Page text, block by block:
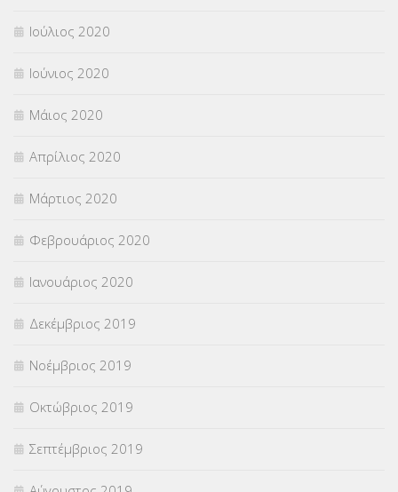
Ιούλιος 2020
Ιούνιος 2020
Μάιος 2020
Απρίλιος 2020
Μάρτιος 2020
Φεβρουάριος 2020
Ιανουάριος 2020
Δεκέμβριος 2019
Νοέμβριος 2019
Οκτώβριος 2019
Σεπτέμβριος 2019